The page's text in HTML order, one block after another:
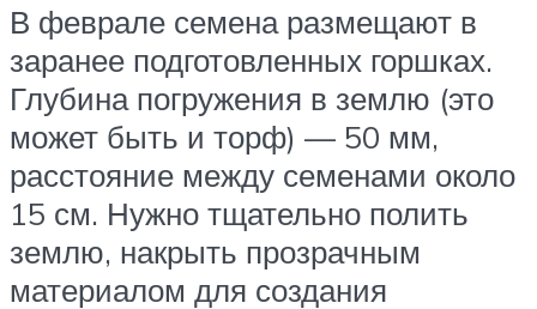
В феврале семена размещают в
заранее подготовленных горшках.
Глубина погружения в землю (это
может быть и торф) — 50 мм,
расстояние между семенами около
15 см. Нужно тщательно полить
землю, накрыть прозрачным
материалом для создания